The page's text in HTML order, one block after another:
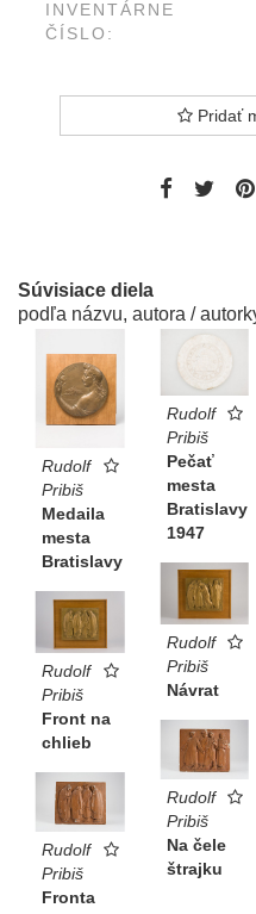
INVENTÁRNE
ČÍSLO:
Pridať
Súvisiace diela
podľa názvu, autora /
Rudolf
Pribiš
Medaila
mesta
Bratislavy
Rudolf
Pribiš
Pečať
mesta
Bratislavy
1947
Rudolf
Pribiš
Návrat
Rudolf
Pribiš
Front na
chlieb
Rudolf
Pribiš
Na čele
štrajku
Rudolf
Pribiš
Fronta